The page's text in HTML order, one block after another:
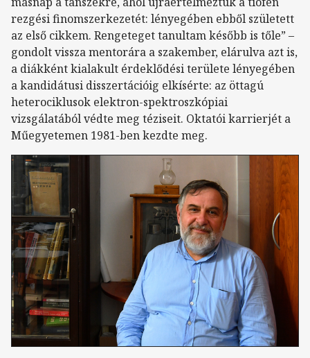
rezgési finomszerkezetét: lényegében ebből született
az első cikkem. Rengeteget tanultam később is tőle” –
gondolt vissza mentorára a szakember, elárulva azt is,
a diákként kialakult érdeklődési területe lényegében
a kandidátusi disszertációig elkísérte: az öttagú
heterociklusok elektron-spektroszkópiai
vizsgálatából védte meg téziseit. Oktatói karrierjét a
Műegyetemen 1981-ben kezdte meg.